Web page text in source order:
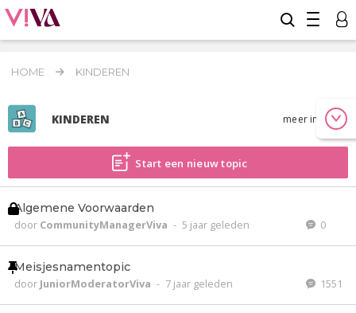
HOME KINDEREN
KINDEREN meer info
Start een nieuw topic
Algemene Voorwaarden
door CommunityManagerViva - 5 jaar geleden 0
Meisjesnamentopic
door JuniorModeratorViva - 7 jaar geleden 1551